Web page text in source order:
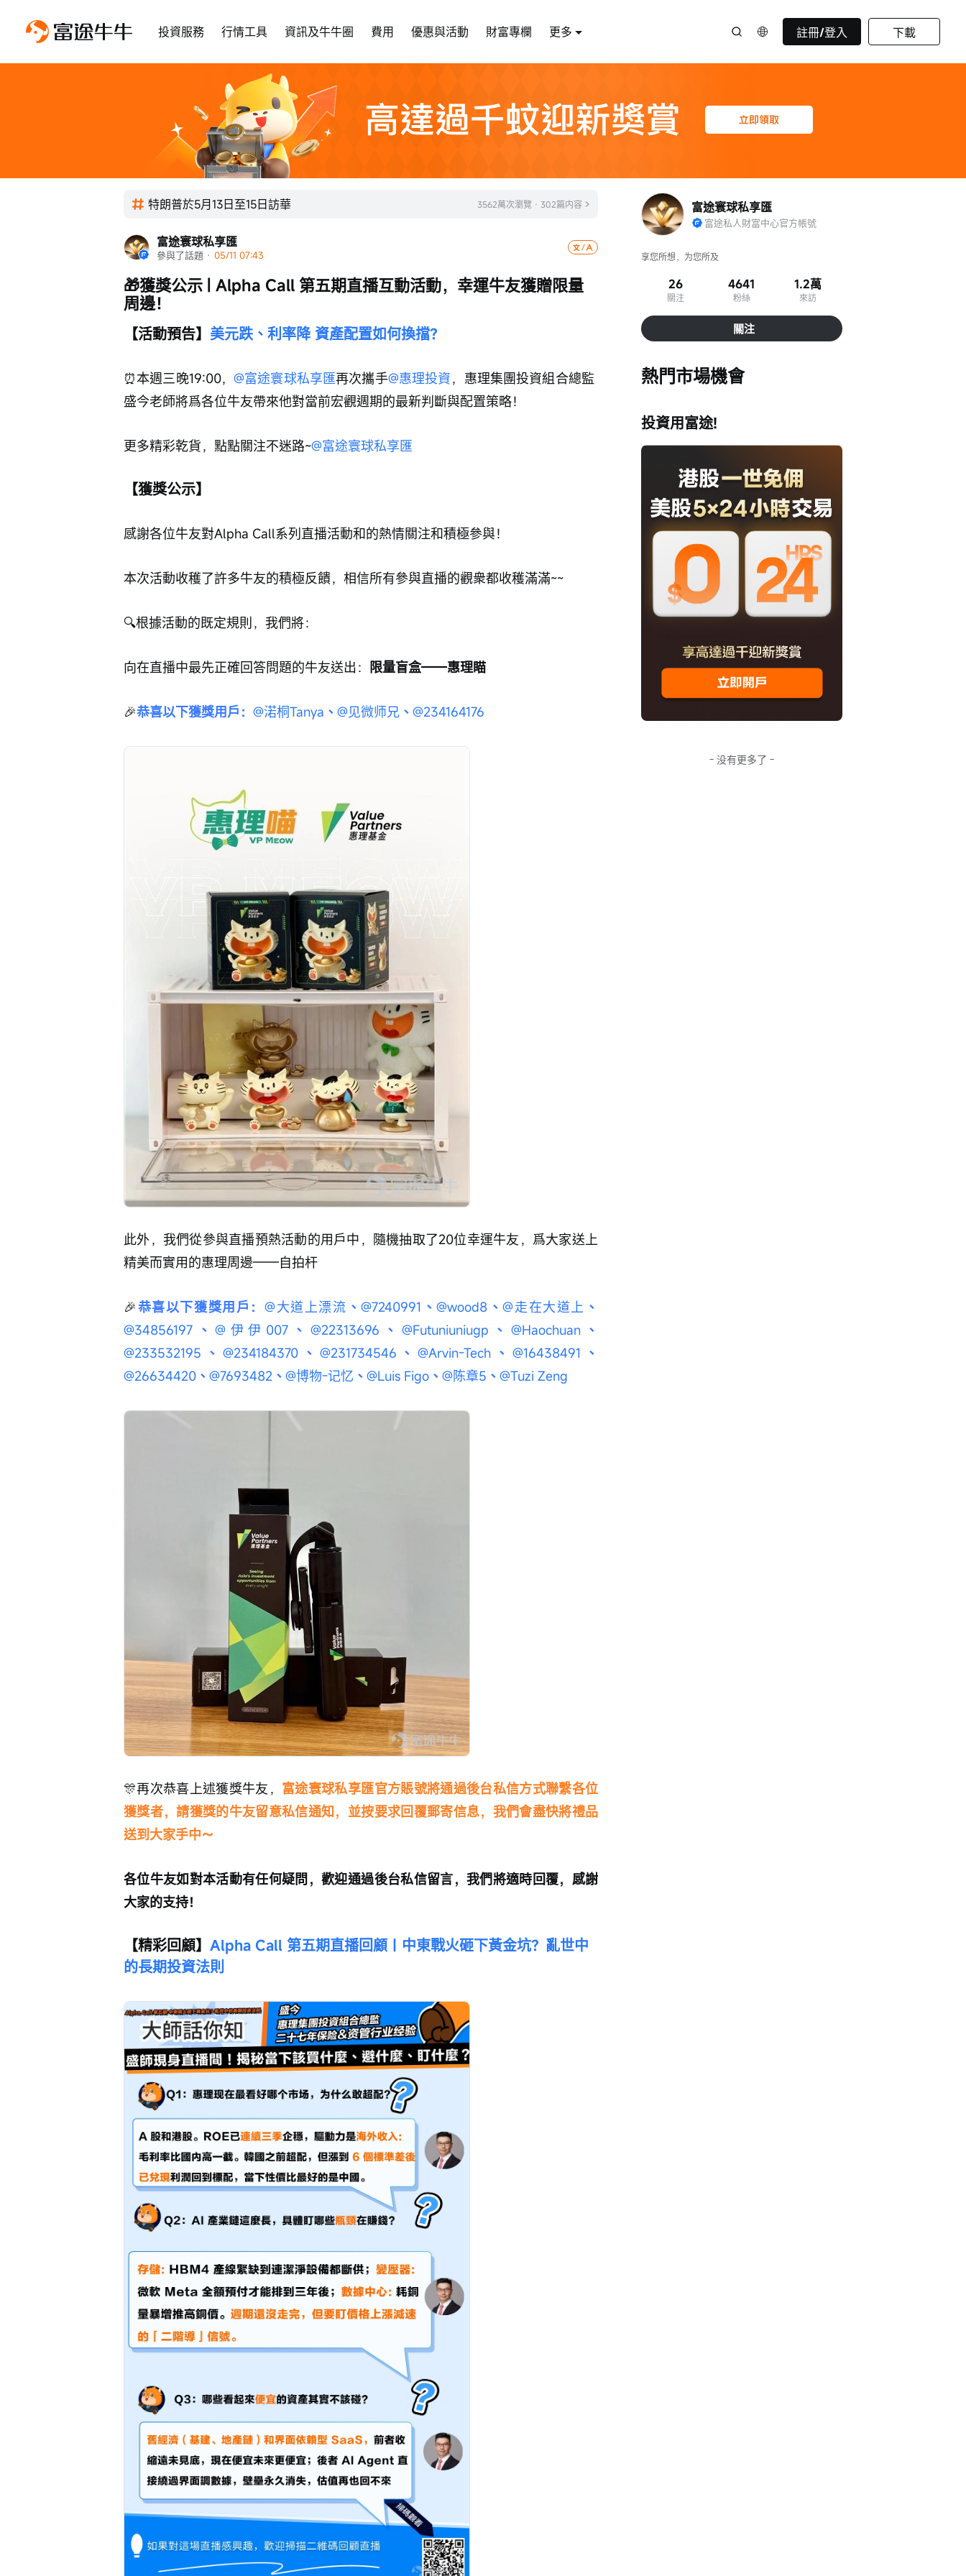
投資服務 行情工具 資訊及牛牛圈 費用 優惠與活動 財富專欄 更多 註冊/登入 下載
特朗普於5月13日至15日訪華 3562萬次瀏覽 · 302篇内容
富途寰球私享匯
參與了話題 · 05/11 07:43
🎁獲獎公示 | Alpha Call 第五期直播互動活動，幸運牛友獲贈限量
周邊！
【活動預告】 美元跌、利率降 資產配置如何換擋？
⏰本週三晚19:00， @富途寰球私享匯再次攜手@惠理投資，惠理集團投資組合總監
盛今老師將爲各位牛友帶來他對當前宏觀週期的最新判斷與配置策略！
更多精彩乾貨，點點關注不迷路~@富途寰球私享匯
【獲獎公示】
感謝各位牛友對Alpha Call系列直播活動和的熱情關注和積極參與！
本次活動收穫了許多牛友的積極反饋，相信所有參與直播的觀衆都收穫滿滿~~
🔍根據活動的既定規則，我們將：
向在直播中最先正確回答問題的牛友送出： 限量盲盒——惠理瞄
🎉恭喜以下獲獎用戶： @渃桐Tanya 、 @见微师兄 、 @234164176
此外，我們從參與直播預熱活動的用戶中，隨機抽取了20位幸運牛友，爲大家送上
精美而實用的惠理周邊——自拍杆
🎉恭喜以下獲獎用戶： @大道上漂流 、@7240991 、@wood8 、@走在大道上 、
@34856197 、 @伊伊007、 @22313696 、 @Futuniuniugp 、 @Haochuan、
@233532195 、 @234184370、 @231734546 、@Arvin-Tech 、@16438491 、
@26634420 、 @7693482 、 @博物-记忆 、 @Luis Figo 、 @陈章5 、 @Tuzi Zeng
🎊再次恭喜上述獲獎牛友， 富途寰球私享匯官方賬號將通過後台私信方式聯繫各位
獲獎者，請獲獎的牛友留意私信通知，並按要求回覆郵寄信息，我們會盡快將禮品
送到大家手中～
各位牛友如對本活動有任何疑問，歡迎通過後台私信留言，我們將適時回覆，感謝
大家的支持！
【精彩回顧】 Alpha Call 第五期直播回顧｜中東戰火砸下黃金坑？亂世中
的長期投資法則
富途寰球私享匯
富途私人財富中心官方帳號
享您所想，为您所及
26
關注
4641
粉絲
1.2萬
來訪
關注
熱門市場機會
投資用富途!
- 没有更多了 -